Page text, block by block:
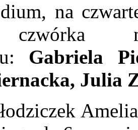
na
czwórka
Gabriela
Julia